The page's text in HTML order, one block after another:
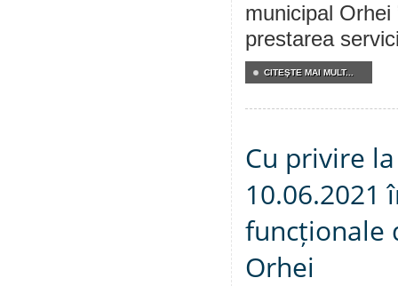
municipal Orhei
prestarea
CITEŞTE MAI MULT...
Cu privire
10.06.2021
funcționale
Orhei